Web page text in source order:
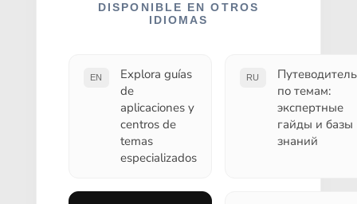
DISPONIBLE EN OTROS
IDIOMAS
EN
Explora guías
de
aplicaciones y
centros de
temas
especializados
RU
Путеводитель
по темам:
экспертные
гайды и базы
знаний